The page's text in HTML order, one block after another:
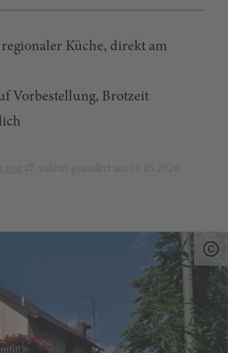
Küche, direkt am
Vorbestellung, Brotzeit